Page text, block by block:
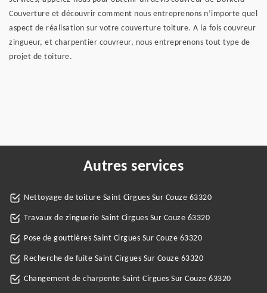
Couverture et découvrir comment nous entreprenons n’importe quel
aspect de réalisation sur votre couverture toiture. A la fois couvreur
zingueur, et charpentier couvreur, nous entreprenons tout type de
projet de toiture.
Autres services
Nettoyage de toiture Saint Cirgues Sur Couze 63320
Travaux de zinguerie Saint Cirgues Sur Couze 63320
Pose de gouttières Saint Cirgues Sur Couze 63320
Recherche de fuite Saint Cirgues Sur Couze 63320
Changement de charpente Saint Cirgues Sur Couze 63320